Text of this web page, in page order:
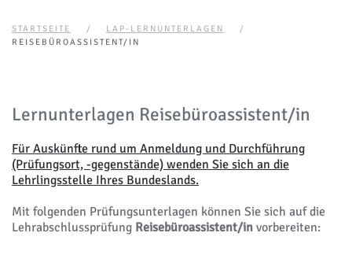
STARTSEITE
LAP-LERNUNTERLAGEN
REISEBÜROASSISTENT/IN
Lernunterlagen Reisebüroassistent/in
Für Auskünfte rund um Anmeldung und Durchführung
(Prüfungsort, -gegenstände) wenden Sie sich an die
Lehrlingsstelle Ihres Bundeslands.
Mit folgenden Prüfungsunterlagen können Sie sich auf die
Lehrabschlussprüfung Reisebüroassistent/in vorbereiten: